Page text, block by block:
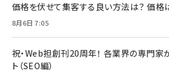
価格を伏せて集客する良い方法は？ 価格
8月6日 7:05
祝・Web担創刊20周年！ 各業界の専門家
ト（SEO編）